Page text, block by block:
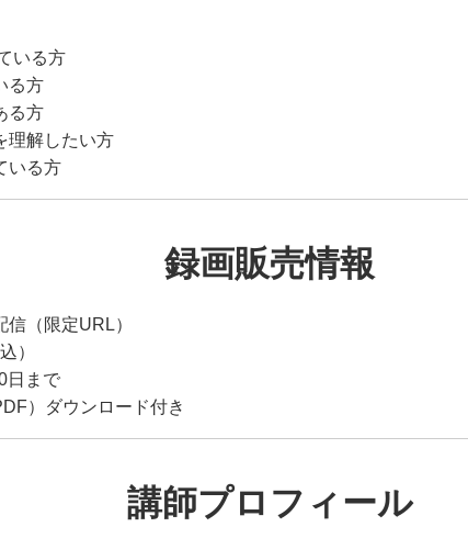
いる方
る方
る方
理解したい方
いる方
録画販売情報
信（限定URL）
）
日まで
）ダウンロード付き
講師プロフィール